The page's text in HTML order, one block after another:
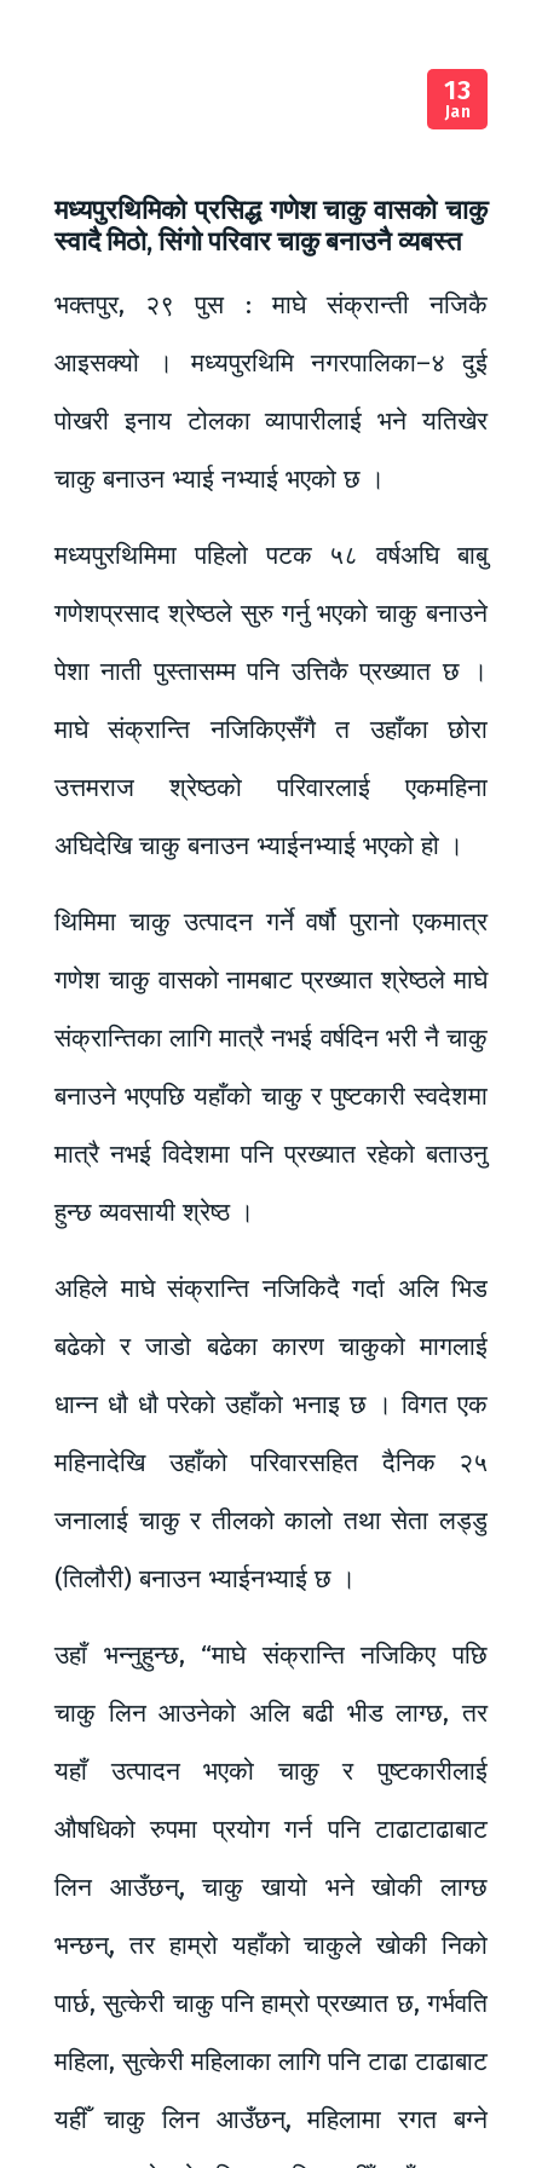
13
Jan
मध्यपुरथिमिको प्रसिद्ध गणेश चाकु वासको चाकु
स्वादै मिठो, सिंगो परिवार चाकु बनाउनै व्यबस्त
भक्तपुर, २९ पुस : माघे संक्रान्ती नजिकै
आइसक्यो । मध्यपुरथिमि नगरपालिका–४ दुई
पोखरी इनाय टोलका व्यापारीलाई भने यतिखेर
चाकु बनाउन भ्याई नभ्याई भएको छ ।
मध्यपुरथिमिमा पहिलो पटक ५८ वर्षअघि बाबु
गणेशप्रसाद श्रेष्ठले सुरु गर्नु भएको चाकु बनाउने
पेशा नाती पुस्तासम्म पनि उत्तिकै प्रख्यात छ ।
माघे संक्रान्ति नजिकिएसँगै त उहाँका छोरा
उत्तमराज श्रेष्ठको परिवारलाई एकमहिना
अघिदेखि चाकु बनाउन भ्याईनभ्याई भएको हो ।
थिमिमा चाकु उत्पादन गर्ने वर्षौ पुरानो एकमात्र
गणेश चाकु वासको नामबाट प्रख्यात श्रेष्ठले माघे
संक्रान्तिका लागि मात्रै नभई वर्षदिन भरी नै चाकु
बनाउने भएपछि यहाँको चाकु र पुष्टकारी स्वदेशमा
मात्रै नभई विदेशमा पनि प्रख्यात रहेको बताउनु
हुन्छ व्यवसायी श्रेष्ठ ।
अहिले माघे संक्रान्ति नजिकिदै गर्दा अलि भिड
बढेको र जाडो बढेका कारण चाकुको मागलाई
धान्न धौ धौ परेको उहाँको भनाइ छ । विगत एक
महिनादेखि उहाँको परिवारसहित दैनिक २५
जनालाई चाकु र तीलको कालो तथा सेता लड्डु
(तिलौरी) बनाउन भ्याईनभ्याई छ ।
उहाँ भन्नुहुन्छ, “माघे संक्रान्ति नजिकिए पछि
चाकु लिन आउनेको अलि बढी भीड लाग्छ, तर
यहाँ उत्पादन भएको चाकु र पुष्टकारीलाई
औषधिको रुपमा प्रयोग गर्न पनि टाढाटाढाबाट
लिन आउँछन्, चाकु खायो भने खोकी लाग्छ
भन्छन्, तर हाम्रो यहाँको चाकुले खोकी निको
पार्छ, सुत्केरी चाकु पनि हाम्रो प्रख्यात छ, गर्भवति
महिला, सुत्केरी महिलाका लागि पनि टाढा टाढाबाट
यहीँ चाकु लिन आउँछन्, महिलामा रगत बग्ने